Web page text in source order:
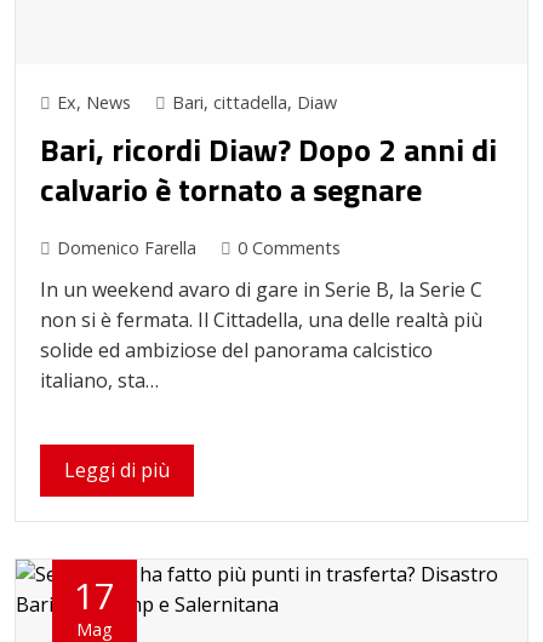
Ex, News Bari, cittadella, Diaw
Bari, ricordi Diaw? Dopo 2 anni di
calvario è tornato a segnare
Domenico Farella 0 Comments
In un weekend avaro di gare in Serie B, la Serie C
non si è fermata. Il Cittadella, una delle realtà più
solide ed ambiziose del panorama calcistico
italiano, sta…
Leggi di più
17
Mag